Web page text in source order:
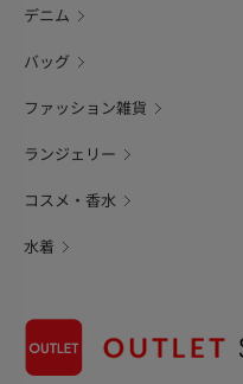
デニム
バッグ
ファッション雑貨
ランジェリー
コスメ・香水
水着